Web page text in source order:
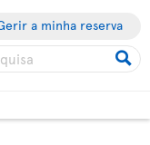
a minha reserva